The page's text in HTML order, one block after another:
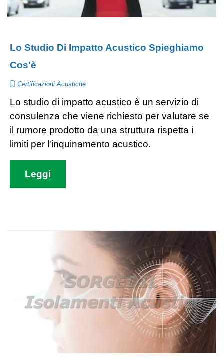
Lo Studio Di Impatto Acustico Spieghiamo
Cos'è
Certificazioni Acustiche
Lo studio di impatto acustico è un servizio di
consulenza che viene richiesto per valutare se
il rumore prodotto da una struttura rispetta i
limiti per l'inquinamento acustico.
Leggi